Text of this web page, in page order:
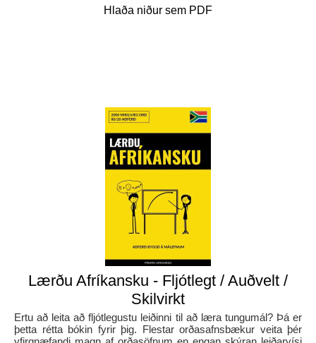
Hlaða niður sem PDF
Lærðu Afríkansku - Fljótlegt / Auðvelt /
Skilvirkt
Ertu að leita að fljótlegustu leiðinni til að læra tungumál? Þá er
þetta rétta bókin fyrir þig. Flestar orðasafnsbækur veita þér